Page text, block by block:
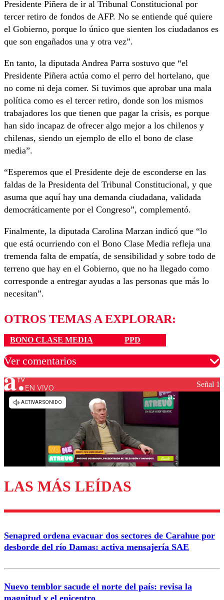
Presidente Piñera de ir al Tribunal Constitucional por
tercer retiro de fondos de AFP. No se entiende qué quiere
el Gobierno, porque lo único que sienten los ciudadanos es
que son engañados una y otra vez”.
En tanto, la diputada Andrea Parra sostuvo que “el
Presidente Piñera actúa como el perro del hortelano, que
no come ni deja comer. Si tuvimos que aprobar una mala
política como es el tercer retiro, donde son los mismos
trabajadores los que tienen que pagar la crisis, es porque
han sido incapaz de ofrecer algo mejor a los chilenos y
chilenas, siendo un ejemplo de ello el bono de clase
media”.
“Esperemos que el Presidente deje de esconderse en las
faldas de la Presidenta del Tribunal Constitucional, y que
asuma que aquí hay una demanda ciudadana, validada
democráticamente por el Congreso”, complementó.
Finalmente, la diputada Carolina Marzan indicó que “lo
que está ocurriendo con el Bono Clase Media refleja una
tremenda falta de empatía, de sensibilidad y sobre todo de
terreno que hay en el Gobierno, que no ha llegado como
corresponde a entregar ayudas a las personas que más lo
necesitan”.
OTROS TEMAS A EXPLORAR:
BONO CLASE MEDIA PPD
Ver comentarios
Los comentarios son moderados para garantizar un
diálogo respetuoso.
Enviar comentario
EN VIVO Señal 1
LAS MÁS LEÍDAS
Senapred ordena evacuar dos sectores de Carahue por
desborde del río Damas: activa mensajería SAE
Nuevo temblor sacude el norte del país: revisa la
magnitud y el epicentro